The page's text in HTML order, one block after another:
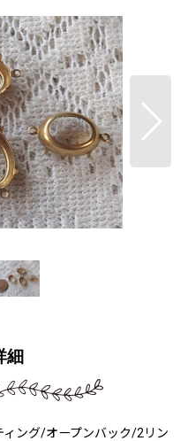
細
ング/オープンバック/2リン